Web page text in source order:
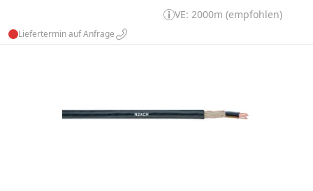
VE: 2000m (empfohlen)
Liefertermin auf Anfrage